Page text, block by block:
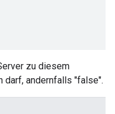
zu diesem
darf, andernfalls "false".